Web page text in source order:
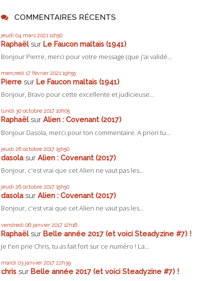
COMMENTAIRES RÉCENTS
jeudi 04 mars 2021 11h50
Raphaëlsur Le Faucon maltais (1941)
Bonjour Pierre, merci pour votre message (que j'ai validé...
mercredi 17 février 2021 19h55
Pierre sur Le Faucon maltais (1941)
Bonjour, Bravo pour cette excellente et judicieuse...
lundi 30 octobre 2017 10h05
Raphaëlsur Alien : Covenant (2017)
Bonjour Dasola, merci pour ton commentaire. A priori tu...
jeudi 26 octobre 2017 15h50
dasolasur Alien : Covenant (2017)
Bonjour, c'est vrai que cet Alien ne vaut pas les...
jeudi 26 octobre 2017 15h50
dasolasur Alien : Covenant (2017)
Bonjour, c'est vrai que cet Alien ne vaut pas les...
vendredi 06 janvier 2017 12h16
Raphaëlsur Belle année 2017 (et voici Steadyzine #7) !
Je t'en prie Chris, tu as fait fort sur ce numéro ! La...
mardi 03 janvier 2017 22h39
chris sur Belle année 2017 (et voici Steadyzine #7) !